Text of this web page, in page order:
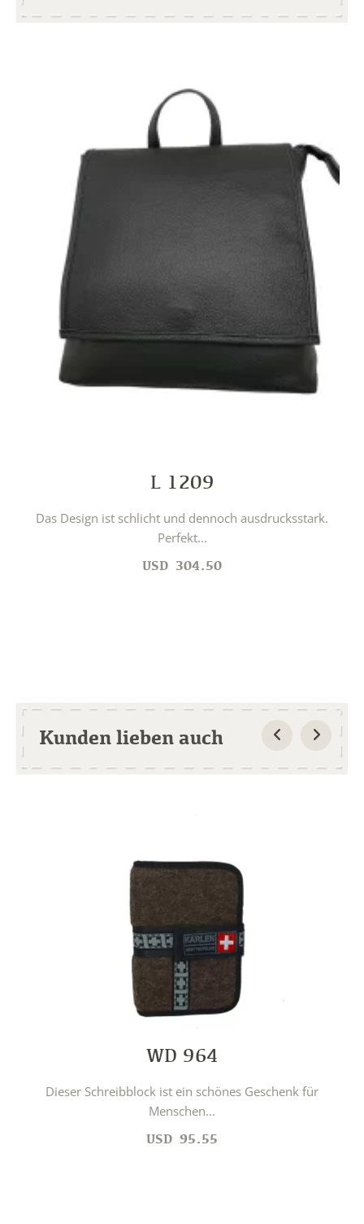
L 1209
Das Design ist schlicht und dennoch ausdrucksstark.
Perfekt...
USD 304.50
Kunden lieben auch
WD 964
Dieser Schreibblock ist ein schönes Geschenk für
Menschen...
USD 95.55